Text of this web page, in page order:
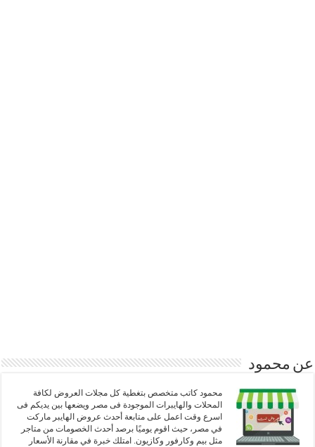
عن محمود
محمود كاتب متخصص بتغطية كل مجلات العروض لكافة
المحلات والهايبرات الموجودة فى مصر ويضعها بين يديكم فى
اسرع وقت اعمل على متابعة أحدث عروض الهايبر ماركت
في مصر، حيث اقوم يوميًا برصد أحدث الخصومات من متاجر
مثل بيم وكارفور وكازيون. امتلك خبرة في مقارنة الأسعار